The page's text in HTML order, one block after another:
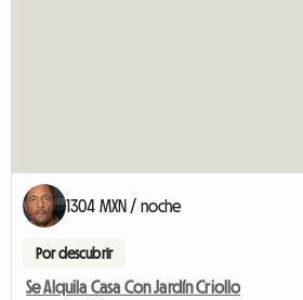
1304 MXN / noche
Por descubrir
Se Alquila Casa Con Jardín Criollo